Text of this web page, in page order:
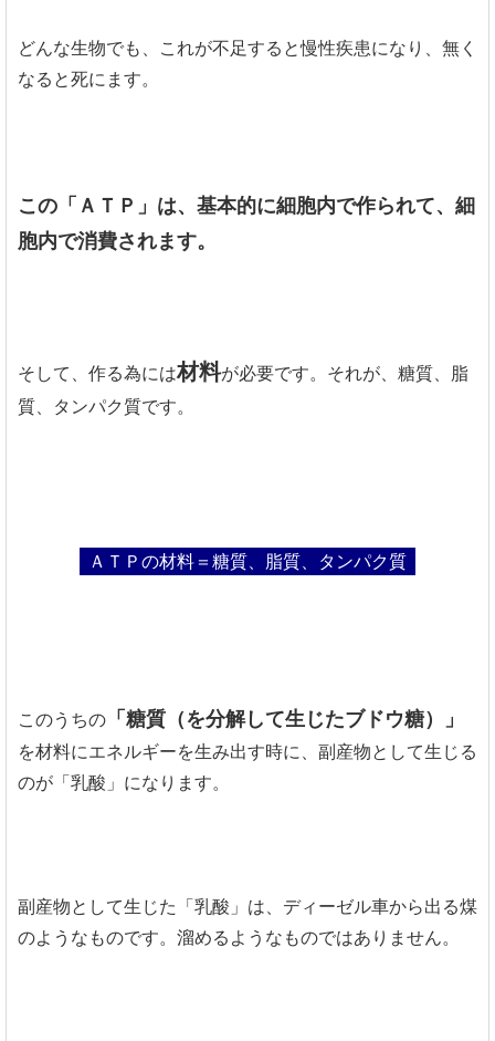
どんな生物でも、これが不足すると慢性疾患になり、無く
なると死にます。
この「ＡＴＰ」は、基本的に細胞内で作られて、細
胞内で消費されます。
そして、作る為には材料が必要です。それが、糖質、脂
質、タンパク質です。
ＡＴＰの材料＝糖質、脂質、タンパク質
このうちの 「糖質（を分解して生じたブドウ糖）」
を材料にエネルギーを生み出す時に、副産物として生じる
のが「乳酸」になります。
副産物として生じた「乳酸」は、ディーゼル車から出る煤
のようなものです。溜めるようなものではありません。